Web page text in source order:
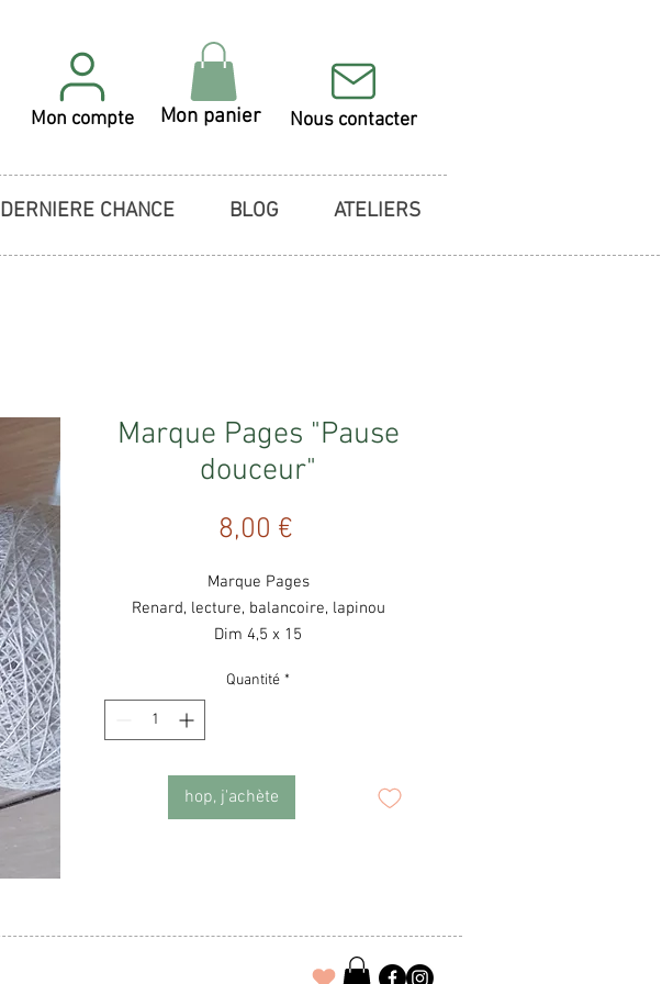
Mon compte Nous contacter
Mon panier
DERNIERE CHANCE BLOG ATELIERS
Marque Pages "Pause
douceur"
8,00 €Prix
Marque Pages
Renard, lecture, balancoire, lapinou
Dim 4,5 x 15
Quantité *
hop, j'achète